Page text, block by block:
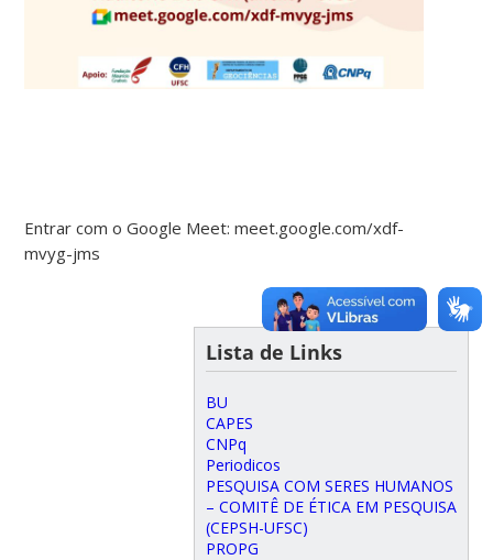
Entrar com o Google Meet: meet.google.com/xdf-
mvyg-jms
Lista de Links
BU
CAPES
CNPq
Periodicos
PESQUISA COM SERES HUMANOS
– COMITÊ DE ÉTICA EM PESQUISA
(CEPSH-UFSC)
PROPG